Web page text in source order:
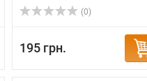
(0)
195 грн.